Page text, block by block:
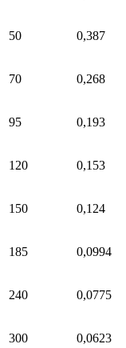
50 0,387
70 0,268
95 0,193
120 0,153
150 0,124
185 0,0994
240 0,0775
300 0,0623